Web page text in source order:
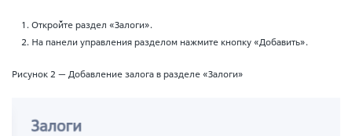
Откройте раздел «Залоги».
На панели управления разделом нажмите кнопку «Добавить».
Рисунок 2 — Добавление залога в разделе «Залоги»